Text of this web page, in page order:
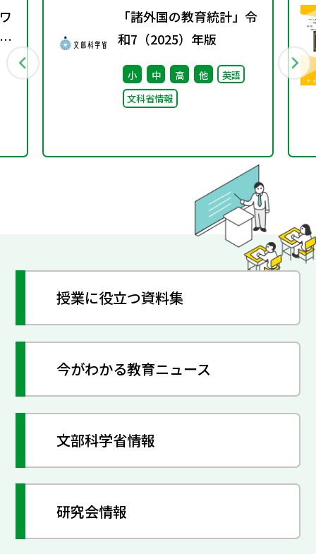
「諸外国の教育統計」令
和7（2025）年版
小 中 高 他
英語
文科省情報
授業に役立つ資料集
今がわかる教育ニュース
文部科学省情報
研究会情報